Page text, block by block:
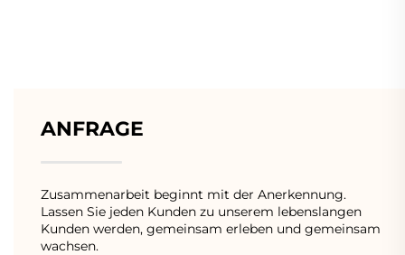
ANFRAGE
Zusammenarbeit beginnt mit der Anerkennung.
Lassen Sie jeden Kunden zu unserem lebenslangen
Kunden werden, gemeinsam erleben und gemeinsam
wachsen.